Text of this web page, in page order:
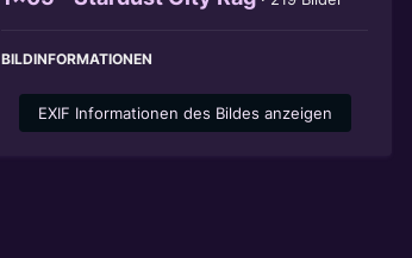
BILDINFORMATIONEN
EXIF Informationen des Bildes anzeigen